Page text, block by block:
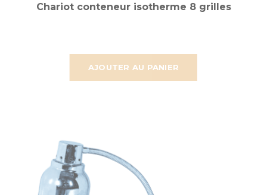
AJOUTER AU PANIER
Chariot conteneur isotherme 8 grilles